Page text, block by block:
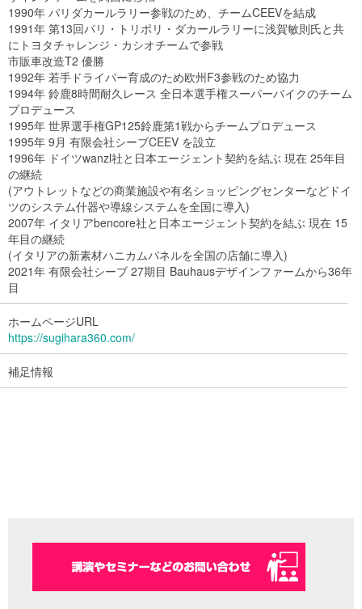
1990年 パリダカールラリー参戦のため、チームCEEVを結成
1991年 第13回パリ・トリポリ・ダカールラリーに浅賀敏則氏と共
にトヨタチャレンジ・カシオチームで参戦
市販車改造T2 優勝
1992年 若手ドライバー育成のため欧州F3参戦のため協力
1994年 鈴鹿8時間耐久レース 全日本選手権スーパーバイクのチーム
プロデュース
1995年 世界選手権GP125鈴鹿第1戦からチームプロデュース
1995年 9月 有限会社シーブCEEV を設立
1996年 ドイツwanzl社と日本エージェント契約を結ぶ 現在 25年目
の継続
(アウトレットなどの商業施設や有名ショッピングセンターなどドイ
ツのシステム什器や導線システムを全国に導入)
2007年 イタリアbencore社と日本エージェント契約を結ぶ 現在 15
年目の継続
(イタリアの新素材ハニカムパネルを全国の店舗に導入)
2021年 有限会社シーブ 27期目 Bauhausデザインファームから36年
目
ホームページURL
https://sugihara360.com/
補足情報